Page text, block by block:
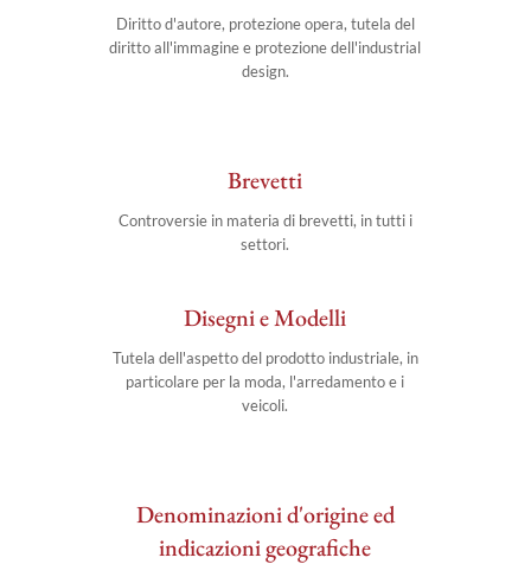
Diritto d'autore, protezione opera, tutela del
diritto all'immagine e protezione dell'industrial
design.
Brevetti
Controversie in materia di brevetti, in tutti i
settori.
Disegni e Modelli
Tutela dell'aspetto del prodotto industriale, in
particolare per la moda, l'arredamento e i
veicoli.
Denominazioni d'origine ed
indicazioni geografiche